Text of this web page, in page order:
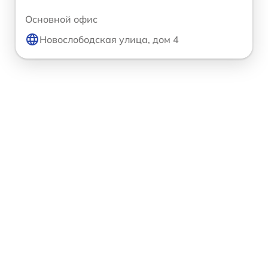
Основной офис
Новослободская улица, дом 4